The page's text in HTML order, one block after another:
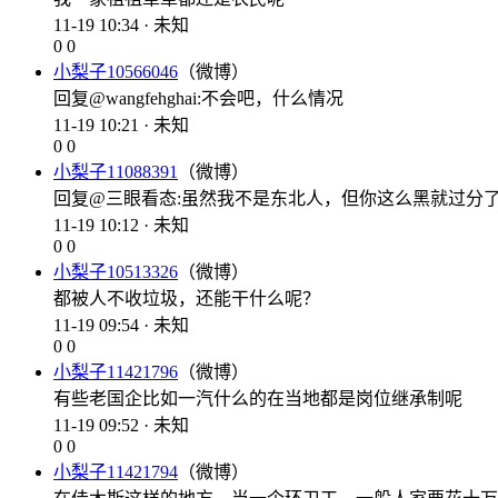
11-19 10:34 · 未知
0 0
小梨子10566046 （微博）
回复@wangfehghai:不会吧，什么情况
11-19 10:21 · 未知
0 0
小梨子11088391
（微博）
回复@三眼看态:虽然我不是东北人，但你这么黑就过分
11-19 10:12 · 未知
0 0
小梨子10513326 （微博）
都被人不收垃圾，还能干什么呢？
11-19 09:54 · 未知
0 0
小梨子11421796 （微博）
有些老国企比如一汽什么的在当地都是岗位继承制呢
11-19 09:52 · 未知
0 0
小梨子11421794 （微博）